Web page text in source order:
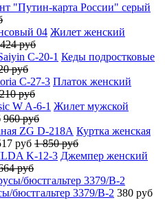
"Путин-карта России" серый
Жилет женский
424 руб
Кеды подростковые
руб
Платок женский
210 руб
Жилет мужской
960 руб
Куртка женская
руб 1 850 руб
Джемпер женский
руб
бюстгальтер 3379/B-2 380 руб